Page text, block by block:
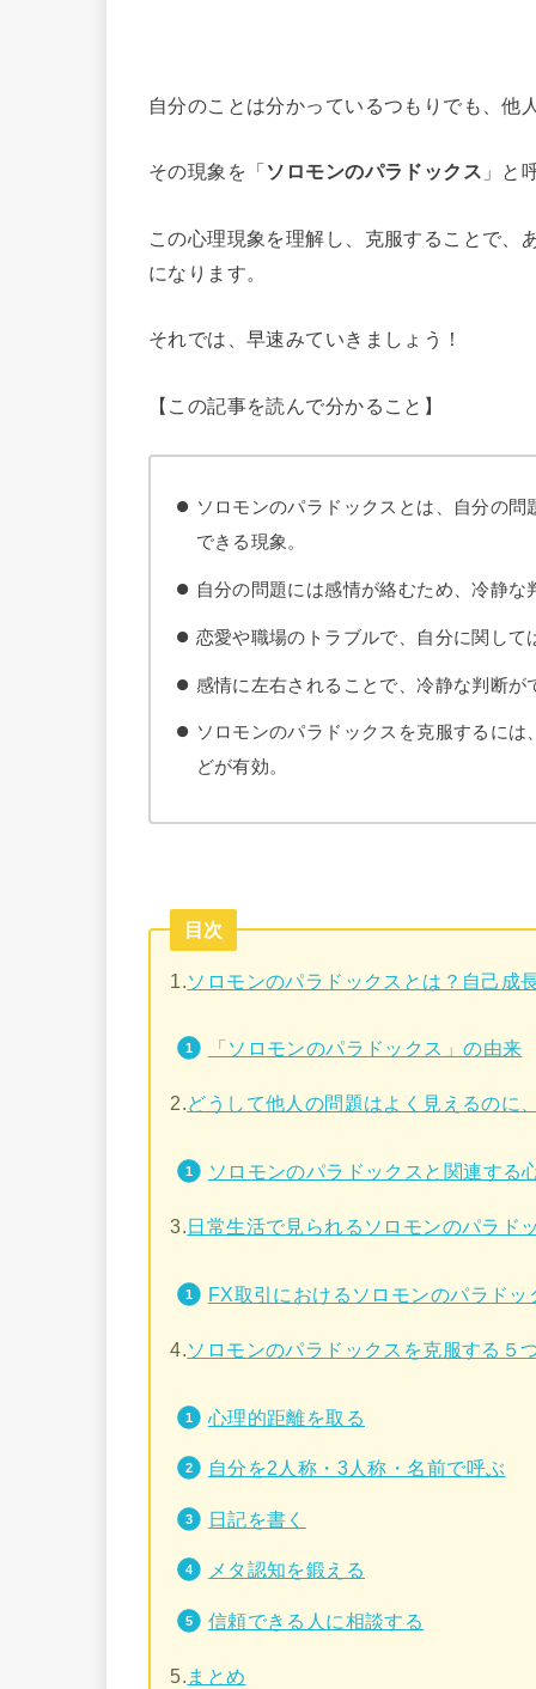
自分のことは分かっているつもりでも、他
その現象を「 ソロモンのパラドックス 」と
この心理現象を理解し、克服することで、
になります。
それでは、早速みていきましょう！
【この記事を読んで分かること】
ソロモンのパラドックスとは、自分の
できる現象。
自分の問題には感情が絡むため、冷静な
恋愛や職場のトラブルで、自分に関して
感情に左右されることで、冷静な判断が
ソロモンのパラドックスを克服するに
どが有効。
目次
1.ソロモンのパラドックスとは？自己成
「ソロモンのパラドックス」の由来
2.どうして他人の問題はよく見えるのに
ソロモンのパラドックスと関連する
3. 日常生活で見られるソロモンのパラド
FX取引におけるソロモンのパラドッ
4.ソロモンのパラドックスを克服する５
心理的距離を取る
自分を2人称・3人称・名前で呼ぶ
日記を書く
メタ認知を鍛える
信頼できる人に相談する
5. まとめ